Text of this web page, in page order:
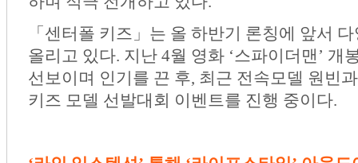
「센터폴 키즈」는 올 하반기 론칭에 앞서
올리고 있다. 지난 4월 영화 ‘스파이더맨’ 개
선보이며 인기를 끈 후, 최근 전속모델 원빈
키즈 모델 선발대회 이벤트를 진행 중이다.